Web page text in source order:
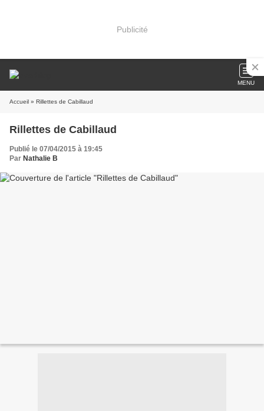
Publicité
MENU
Accueil » Rillettes de Cabillaud
Rillettes de Cabillaud
Publié le 07/04/2015 à 19:45
Par Nathalie B